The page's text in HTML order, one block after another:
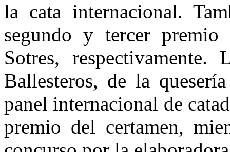
la cata internacional.
segundo y tercer
Sotres, respectivamente.
Ballesteros, de la
panel internacional de
premio del certamen,